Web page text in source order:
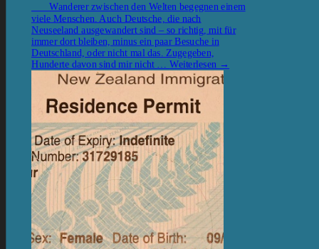
Wanderer zwischen den Welten begegnen einem
viele Menschen. Auch Deutsche, die nach
Neuseeland ausgewandert sind – so richtig, mit für
immer dort bleiben, minus ein paar Besuche in
Deutschland, oder nicht mal das. Zugegeben,
Hunderte davon sind mir nicht …Weiterlesen →